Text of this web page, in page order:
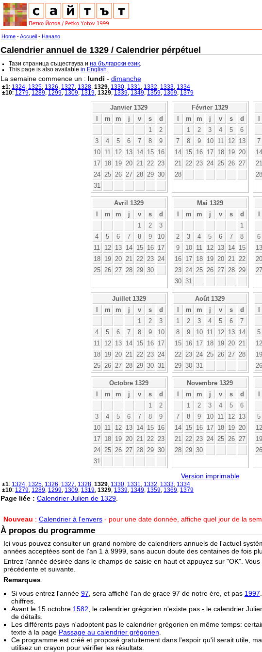
Home -Accueil - Начало
Calendrier annuel de 1329 / Calendrier pérpétuel
Тази страница съществува ина български език
This page is also availablein English
La semaine commence un : lundi - dimanche
±1: 1324 1325 1326 1327 1328 1329 1330 1331 1332 1333 1334
±10: 1279 1289 1299 1309 1319 1329 1339 1349 1359 1369 1379
Janvier 1329
l
m m j v s
d
1
2
3
4 5 6 7 8
9
10
11 12 13 14 15
16
17
18 19 20 21 22
23
24
25 26 27 28 29 30
31
Février 1329
l
m m j v s
d
1
2 3 4 5
6
7
8 9 10 11 12
13
14
15 16 17 18 19
20
21
22 23 24 25 26
27
28
l
7
14
21
28
Avril 1329
l
m m j v s
d
1
2
3
4
5 6 7 8 9
10
11
12 13 14 15 16
17
18
19 20 21 22 23
24
25
26 27 28 29 30
Mai 1329
l
m m j v s
d
1
2
3 4 5 6 7
8
9
10 11 12 13 14
15
16
17 18 19 20 21
22
23
24 25 26 27 28
29
30 31
l
6
13
20
27
Juillet 1329
l
m m j v s
d
1
2
3
4
5 6 7 8 9
10
11
12 13 14 15 16
17
18
19 20 21 22 23
24
25
26 27 28 29 30 31
Août 1329
l
m m j v s
d
1
2 3 4 5 6
7
8
9 10 11 12 13
14
15
16 17 18 19 20
21
22
23 24 25 26 27
28
29 30 31
l
5
12
19
26
Octobre 1329
l
m m j v s
d
1
2
3
4 5 6 7 8
9
10
11 12 13 14 15
16
17
18 19 20 21 22
23
24
25 26 27 28 29 30
31
Novembre 1329
l
m m j v s
d
1
2 3 4 5
6
7
8 9 10 11 12
13
14
15 16 17 18 19
20
21
22 23 24 25 26
27
28
29 30
l
5
12
19
26
Version imprimable
±1: 1324 1325 1326 1327 1328 1329 1330 1331 1332 1333 1334
±10: 1279 1289 1299 1309 1319 1329 1339 1349 1359 1369 1379
Page liée : Calendrier Julien de 1329
Nouveau : Calendrier à l'envers- pour une date donnée, affiche quel jour de la
À propos du programme
Ici vous pouvez consulter un grand nombre de calendriers annuels de l'actuel
années acceptées sont de l'an 1 à 9999, sans aucun doute des centaines de fois
Entrez l'année désirée dans le champs de saisie en haut et appuyez sur "OK".
précédente et suivante.
Remarques:
Si vous entrez l'année 97 , sera affiché l'an de grace 97 de notre ère, et pas 1997
chiffres.
Avant le 15 octobre 1582 , le calendrier grégorien n'existe pas - le calendrier
de détails.
Les différents pays n'adoptent pas le calendrier grégorien en même temps:
texte à la page Passage au calendrier grégorien
Ce programme est créé et proposé gratuitement dans l'espoir qu'il serait utile,
utilisez un crayon pour vérifier les résultats.